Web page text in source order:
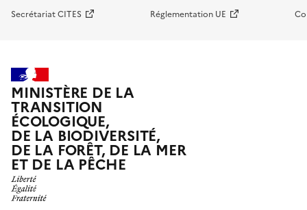
Secrétariat CITES Réglementation UE
MINISTÈRE DE LA
TRANSITION
ÉCOLOGIQUE,
DE LA BIODIVERSITÉ,
DE LA FORÊT, DE LA MER
ET DE LA PÊCHE